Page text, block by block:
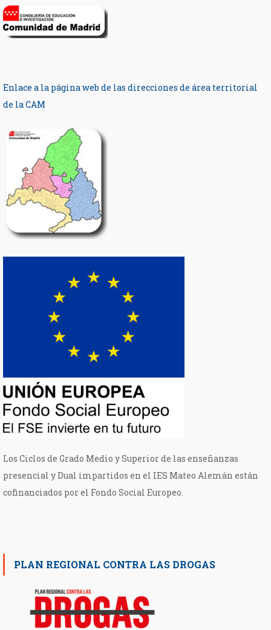
Enlace a la página web de las direcciones de área territorial
de la CAM
Los Ciclos de Grado Medio y Superior de las enseñanzas
presencial y Dual impartidos en el IES Mateo Alemán están
cofinanciados por el Fondo Social Europeo.
PLAN REGIONAL CONTRA LAS DROGAS